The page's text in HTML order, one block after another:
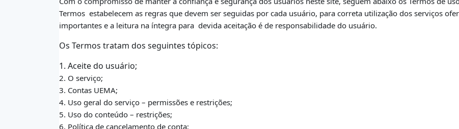
Termos estabelecem as regras que devem ser seguidas por cada usuário, para correta utilização dos serviços
importantes e a leitura na íntegra para devida aceitação é de responsabilidade do usuário.
Os Termos tratam dos seguintes tópicos:
1. Aceite do usuário;
2. O serviço;
3. Contas UEMA;
4. Uso geral do serviço – permissões e restrições;
5. Uso do conteúdo – restrições;
6. Política de cancelamento de conta;